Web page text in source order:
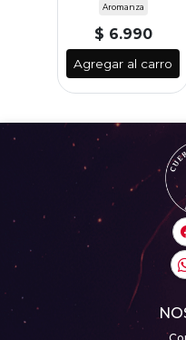
Aromanza
$ 6.990
Agregar al carro